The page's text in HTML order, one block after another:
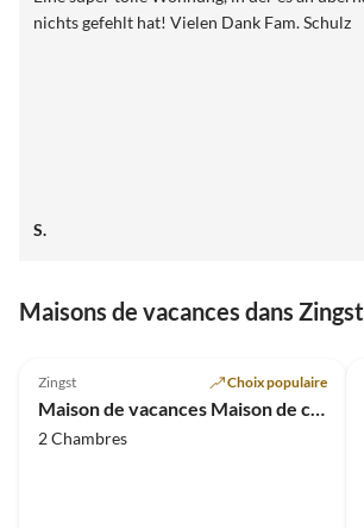
nichts gefehlt hat! Vielen Dank Fam. Schulz
S.
Maisons de vacances dans Zingst
Zingst Choix populaire
Maison de vacances Maison de campagne au bord du Zingster-Bodden
2 Chambres